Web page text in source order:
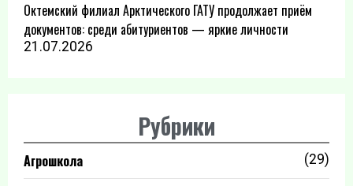
Октемский филиал Арктического ГАТУ продолжает приём
документов: среди абитуриентов — яркие личности
21.07.2026
Рубрики
Агрошкола (29)